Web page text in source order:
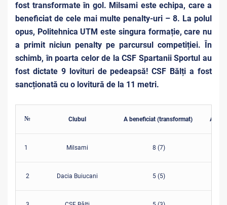
fost transformate în gol. Milsami este echipa, care a
beneficiat de cele mai multe penalty-uri – 8. La polul
opus, Politehnica UTM este singura formație, care nu
a primit niciun penalty pe parcursul competiției. În
schimb, în poarta celor de la CSF Spartanii Sportul au
fost dictate 9 lovituri de pedeapsă! CSF Bălți a fost
sancționată cu o lovitură de la 11 metri.
№ Clubul A beneficiat (transformat) A fost
1 Milsami 8 (7)
2 Dacia Buiucani 5 (5)